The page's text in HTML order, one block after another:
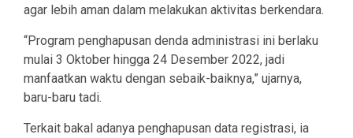
agar lebih aman dalam melakukan aktivitas berkendara.
“Program penghapusan denda administrasi ini berlaku
mulai 3 Oktober hingga 24 Desember 2022, jadi
manfaatkan waktu dengan sebaik-baiknya,” ujarnya,
baru-baru tadi.
Terkait bakal adanya penghapusan data registrasi, ia